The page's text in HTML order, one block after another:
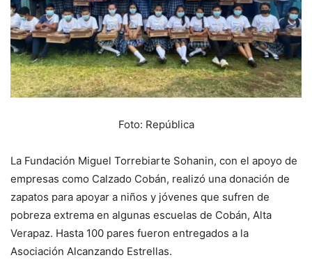
Foto: República
La Fundación Miguel Torrebiarte Sohanin, con el apoyo de
empresas como Calzado Cobán, realizó una donación de
zapatos para apoyar a niños y jóvenes que sufren de
pobreza extrema en algunas escuelas de Cobán, Alta
Verapaz. Hasta 100 pares fueron entregados a la
Asociación Alcanzando Estrellas.